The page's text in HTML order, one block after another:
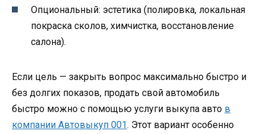
Опциональный: эстетика (полировка, локальная
покраска сколов, химчистка, восстановление
салона).
Если цель — закрыть вопрос максимально быстро и
без долгих показов, продать свой автомобиль
быстро можно с помощью услуги выкупа авто в
компании Автовыкуп 001. Этот вариант особенно